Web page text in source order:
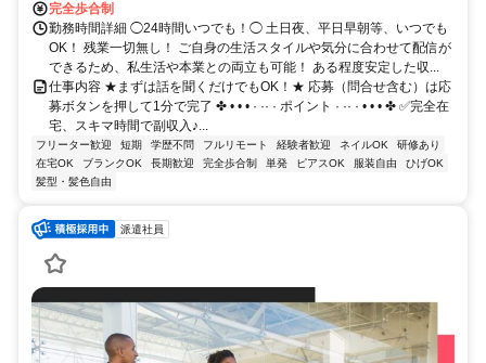
完全歩合制
勤務時間詳細 ◯24時間いつでも！◯ 土日夜、平日早朝等、いつでも
OK！ 残業一切無し！ ご自身の生活スタイルや気分に合わせて配信が
できるため、私生活や本業との両立も可能！ ある程度安定した収...
仕事内容 ★まずは話を聞くだけでもOK！★ 応募（問合せ含む）は応
募ボタンを押して1分で完了 ✤ • • • · ·· · ポイント · ·· · • • • ✤ ✅完全在
宅、スキマ時間で副収入♪...
フリーター歓迎 短期 学歴不問 フルリモート 経験者歓迎 ネイルOK
研修あり
在宅OK
ブランクOK 長期歓迎 完全歩合制 単発 ピアスOK 服装自由
ひげOK
髪型・髪色自由
派遣社員